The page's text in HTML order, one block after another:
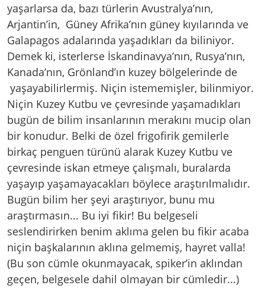
yaşarlarsa da, bazı türlerin Avustralya’nın,
Arjantin’in, Güney Afrika’nın güney kıyılarında ve
Galapagos adalarında yaşadıkları da biliniyor.
Demek ki, isterlerse İskandinavya’nın, Rusya’nın,
Kanada’nın, Grönland’ın kuzey bölgelerinde de
yaşayabilirlermiş. Niçin istememişler, bilinmiyor.
Niçin Kuzey Kutbu ve çevresinde yaşamadıkları
bugün de bilim insanlarının merakını mucip olan
bir konudur. Belki de özel frigofirik gemilerle
birkaç penguen türünü alarak Kuzey Kutbu ve
çevresinde iskan etmeye çalışmalı, buralarda
yaşayıp yaşamayacakları böylece araştırılmalıdır.
Bugün bilim her şeyi araştırıyor, bunu mu
araştırmasın... Bu iyi fikir! Bu belgeseli
seslendirirken benim aklıma gelen bu fikir acaba
niçin başkalarının aklına gelmemiş, hayret valla!
(Bu son cümle okunmayacak, spiker’in aklından
geçen, belgesele dahil olmayan bir cümledir...)